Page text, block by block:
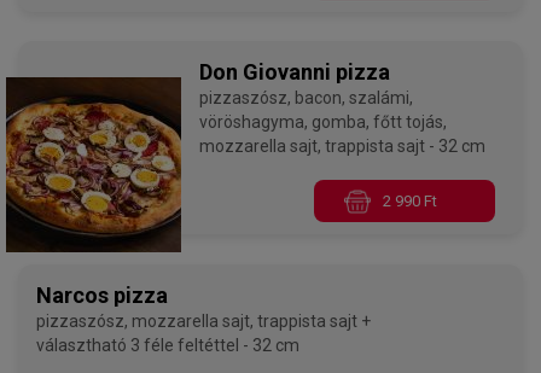
Don Giovanni pizza
pizzaszósz, bacon, szalámi,
vöröshagyma, gomba, főtt tojás,
mozzarella sajt, trappista sajt - 32 cm
2 990 Ft
Narcos pizza
pizzaszósz, mozzarella sajt, trappista sajt +
választható 3 féle feltéttel - 32 cm